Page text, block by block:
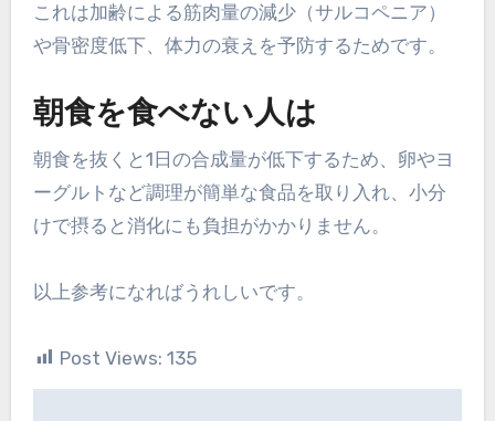
これは加齢による筋肉量の減少（サルコペニア）
や骨密度低下、体力の衰えを予防するためです。
朝食を食べない人は
朝食を抜くと1日の合成量が低下するため、卵やヨ
ーグルトなど調理が簡単な食品を取り入れ、小分
けで摂ると消化にも負担がかかりません。
以上参考になればうれしいです。
Post Views: 135